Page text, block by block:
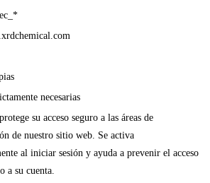
necesarias
su acceso seguro a las áreas de
de nuestro sitio web. Se activa
al iniciar sesión y ayuda a prevenir el acceso
a su cuenta.